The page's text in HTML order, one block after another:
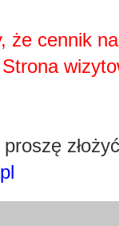
że cennik